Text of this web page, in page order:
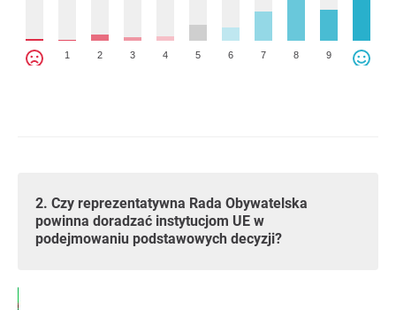
1 2 3 4 5 6 7 8 9
2. Czy reprezentatywna Rada Obywatelska
powinna doradzać instytucjom UE w
podejmowaniu podstawowych decyzji?